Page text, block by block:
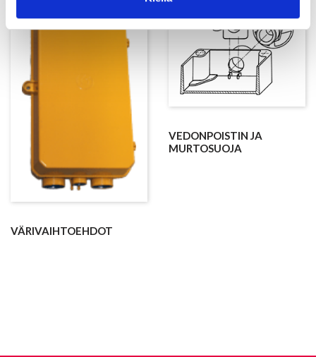
VÄRIVAIHTOEHDOT
VEDONPOISTIN JA
MURTOSUOJA